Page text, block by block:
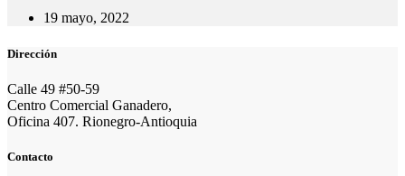
19 mayo, 2022
Dirección
Calle 49 #50-59
Centro Comercial Ganadero,
Oficina 407. Rionegro-Antioquia
Contacto